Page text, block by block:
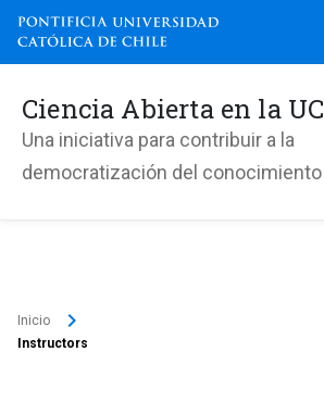
Ciencia Abierta en la UC
Una iniciativa para contribuir a la
democratización del conocimiento
Inicio keyboard_arrow_right
Instructors